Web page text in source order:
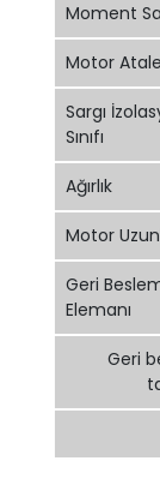
Moment
Motor
Sargı
Sınıfı
Ağırlık
Motor
Geri
Elemanı
Geri